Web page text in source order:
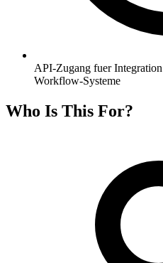
API-Zugang fuer
Workflow-Systeme
Who Is This For?